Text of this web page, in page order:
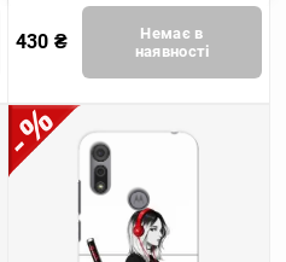
430 ₴
Немає в
наявності